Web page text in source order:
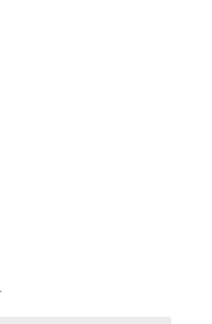
Sorteret